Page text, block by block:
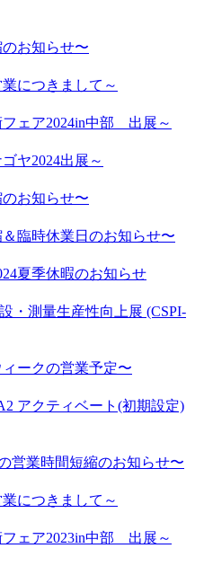
お知らせ〜
につきまして～
ェア2024in中部 出展～
ヤ2024出展～
お知らせ〜
臨時休業日のお知らせ〜
夏季休暇のお知らせ
・測量生産性向上展 (CSPI-
ークの営業予定〜
アクティベート(初期設定)
営業時間短縮のお知らせ〜
につきまして～
ェア2023in中部 出展～